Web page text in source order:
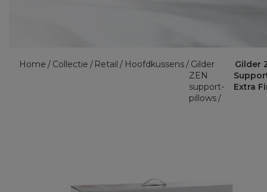
Home Collectie Retail Hoofdkussens
Gilder
ZEN
support-
pillows
Gilder
Extra